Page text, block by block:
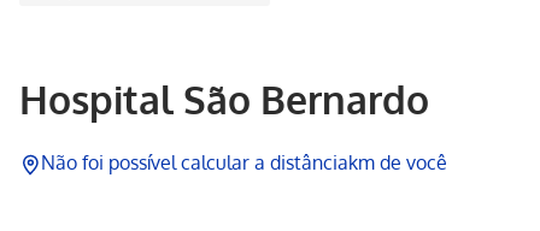
Hospital São Bernardo
Não foi possível calcular a distânciakm de você